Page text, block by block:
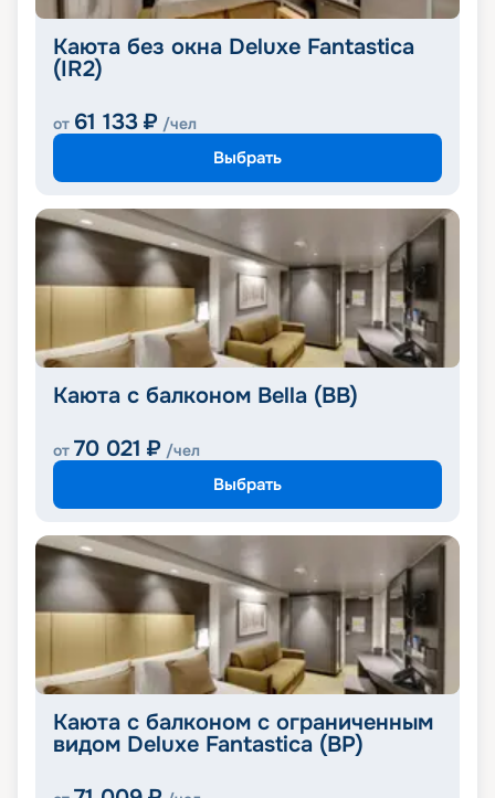
Каюта без окна Deluxe Fantastica
(IR2)
от 61 133 ₽ /чел
Выбрать
Каюта с балконом Bella (BB)
от 70 021 ₽ /чел
Выбрать
Каюта с балконом с ограниченным
видом Deluxe Fantastica (BP)